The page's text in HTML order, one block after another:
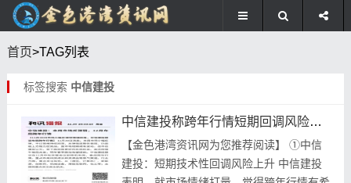
首页>TAG列表
标签搜索 中信建投
中信建投称跨年行情短期回调风险升，华泰证券指春季躁动转向轮动概率升
【金色港湾资讯网为您推荐阅读】 ①中信
建投：短期技术性回调风险上升 中信建投